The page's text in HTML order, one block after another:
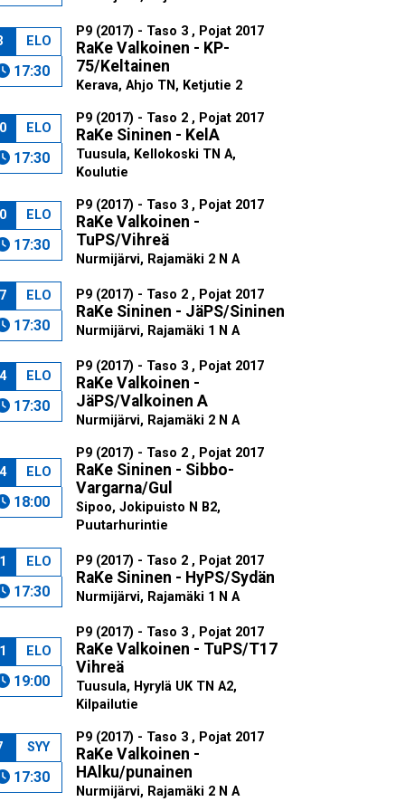
ELO
17:30
P9 (2017) - Taso 3 , Pojat 2017
RaKe Valkoinen - KP-
75/Keltainen
Kerava, Ahjo TN, Ketjutie 2
ELO
17:30
P9 (2017) - Taso 2 , Pojat 2017
RaKe Sininen - KelA
Tuusula, Kellokoski TN A,
Koulutie
ELO
17:30
P9 (2017) - Taso 3 , Pojat 2017
RaKe Valkoinen -
TuPS/Vihreä
Nurmijärvi, Rajamäki 2 N A
ELO
17:30
P9 (2017) - Taso 2 , Pojat 2017
RaKe Sininen - JäPS/Sininen
Nurmijärvi, Rajamäki 1 N A
ELO
17:30
P9 (2017) - Taso 3 , Pojat 2017
RaKe Valkoinen -
JäPS/Valkoinen A
Nurmijärvi, Rajamäki 2 N A
ELO
18:00
P9 (2017) - Taso 2 , Pojat 2017
RaKe Sininen - Sibbo-
Vargarna/Gul
Sipoo, Jokipuisto N B2,
Puutarhurintie
ELO
17:30
P9 (2017) - Taso 2 , Pojat 2017
RaKe Sininen - HyPS/Sydän
Nurmijärvi, Rajamäki 1 N A
ELO
19:00
P9 (2017) - Taso 3 , Pojat 2017
RaKe Valkoinen - TuPS/T17
Vihreä
Tuusula, Hyrylä UK TN A2,
Kilpailutie
SYY
17:30
P9 (2017) - Taso 3 , Pojat 2017
RaKe Valkoinen -
HAlku/punainen
Nurmijärvi, Rajamäki 2 N A